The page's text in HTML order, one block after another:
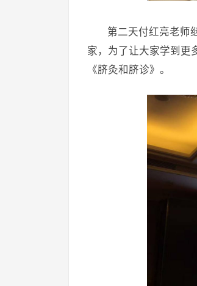
第二天付红亮老师
家，为了让大家学到更
《脐灸和脐诊》。